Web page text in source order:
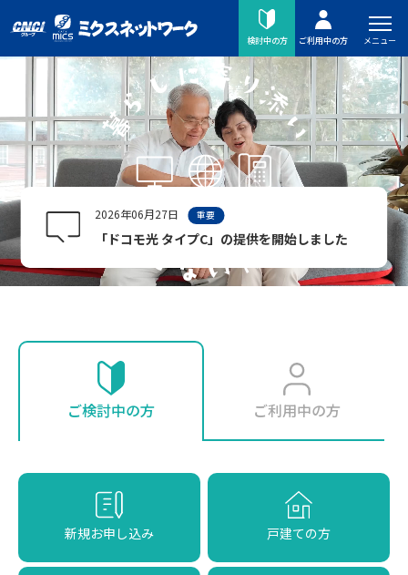
検討中の方 ご利用中の方 メニュー
2026年06月27日 重要
「ドコモ光 タイプC」の提供を開始しました
ご検討中の方 ご利用中の方
新規お申し込み 戸建ての方